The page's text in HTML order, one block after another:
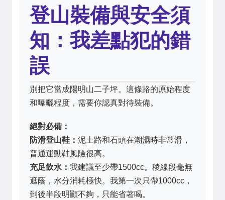
登山裝備與安全須
知：我差點犯的錯
誤
別把它當成陽明山二子坪。這條路的原始程度
和曝曬程度，需要你認真對待裝備。
絕對必備：
防滑登山鞋： 泥土路和石頭在潮濕時非常滑，
普通運動鞋風險很高。
充足飲水： 我建議至少帶1500cc。稜線段毫無
遮蔭，水分消耗極快。我第一次只帶1000cc，
到後半段明顯不夠，只能省著喝。